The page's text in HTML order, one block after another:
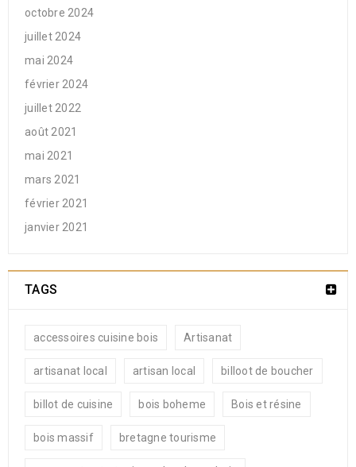
octobre 2024
juillet 2024
mai 2024
février 2024
juillet 2022
août 2021
mai 2021
mars 2021
février 2021
janvier 2021
TAGS
accessoires cuisine bois Artisanat
artisanat local artisan local billoot de boucher
billot de cuisine bois boheme Bois et résine
bois massif bretagne tourisme